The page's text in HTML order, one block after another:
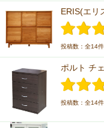
ERIS(エリ
投稿数：全14
ポルト チ
投稿数：全14